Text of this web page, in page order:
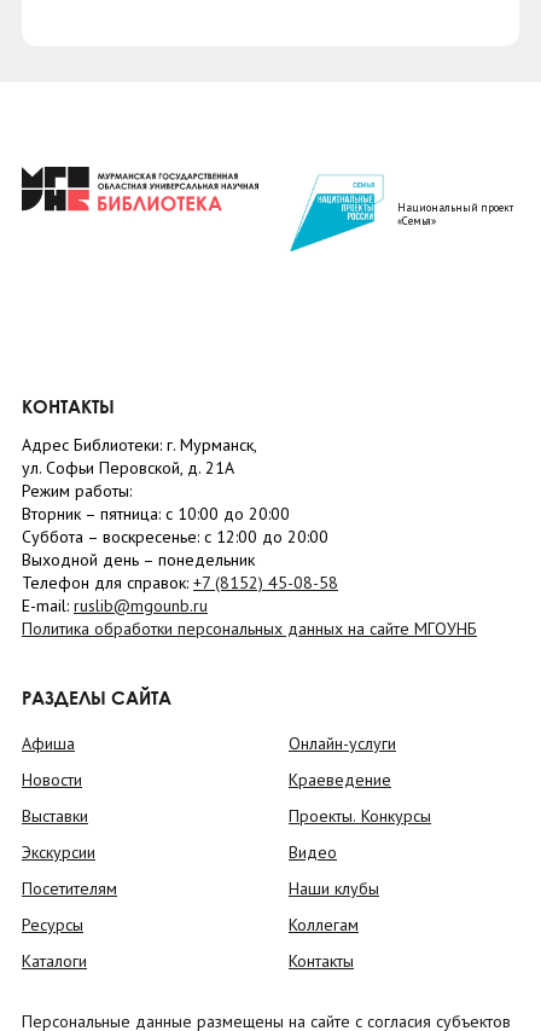
Национальный проект
«Семья»
КОНТАКТЫ
Адрес Библиотеки: г. Мурманск,
ул. Софьи Перовской, д. 21А
Режим работы:
Вторник – пятница: с 10:00 до 20:00
Суббота – воскресенье: c 12:00 до 20:00
Выходной день – понедельник
Телефон для справок: +7 (8152) 45-08-58
E-mail: ruslib@mgounb.ru
Политика обработки персональных данных на сайте МГОУНБ
РАЗДЕЛЫ САЙТА
Афиша
Новости
Выставки
Экскурсии
Посетителям
Ресурсы
Каталоги
Онлайн-услуги
Краеведение
Проекты. Конкурсы
Видео
Наши клубы
Коллегам
Контакты
Персональные данные размещены на сайте с согласия субъектов